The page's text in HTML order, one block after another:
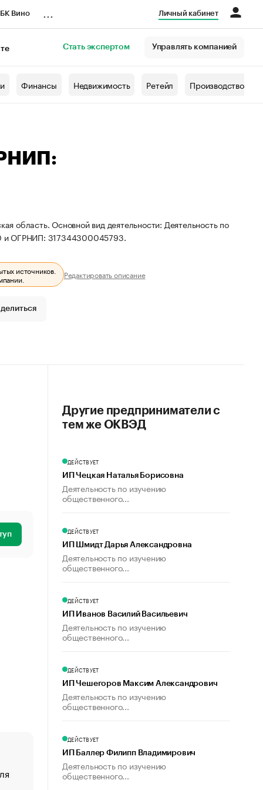
Вино Личный кабинет
Стать экспертом Управлять компанией
Финансы Недвижимость Ретейл Производство
область. Основной вид деятельности: Деятельность по
и ОГРНИП: 317344300045793.
источников.
Редактировать описание
«От спорта тело стареет иначе». Как живет глава
создавшей GTA
Другие предприниматели с
тем же ОКВЭД
ДЕЙСТВУЕТ
ИП Чецкая Наталья Борисовна
Деятельность по изучению
общественного...
ДЕЙСТВУЕТ
ИП Шмидт Дарья Александровна
Деятельность по изучению
общественного...
ДЕЙСТВУЕТ
ИП Иванов Василий Васильевич
Деятельность по изучению
общественного...
ДЕЙСТВУЕТ
ИП Чешегоров Максим Александрович
Деятельность по изучению
общественного...
ДЕЙСТВУЕТ
ИП Баллер Филипп Владимирович
Деятельность по изучению
общественного...